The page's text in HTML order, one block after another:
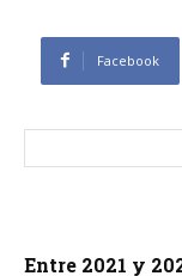
Facebook
Entre 2021 y